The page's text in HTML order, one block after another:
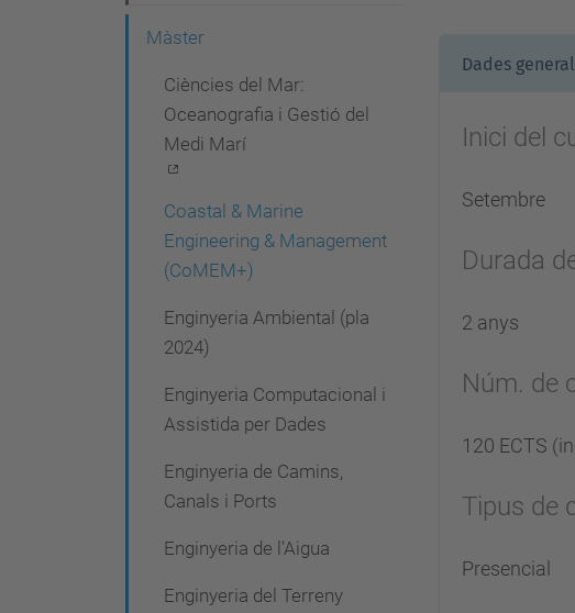
Dades
Inici del
Setembre
Durada
2 anys
Núm. de
120 ECTS
Tipus de
Presencial
a
Màster
Ciències del Mar:
Oceanografia i Gestió del
Medi Marí
Coastal & Marine
Engineering & Management
(CoMEM+)
Enginyeria Ambiental (pla
2024)
Enginyeria Computacional i
Assistida per Dades
Enginyeria de Camins,
Canals i Ports
Enginyeria de l'Aigua
Enginyeria del Terreny